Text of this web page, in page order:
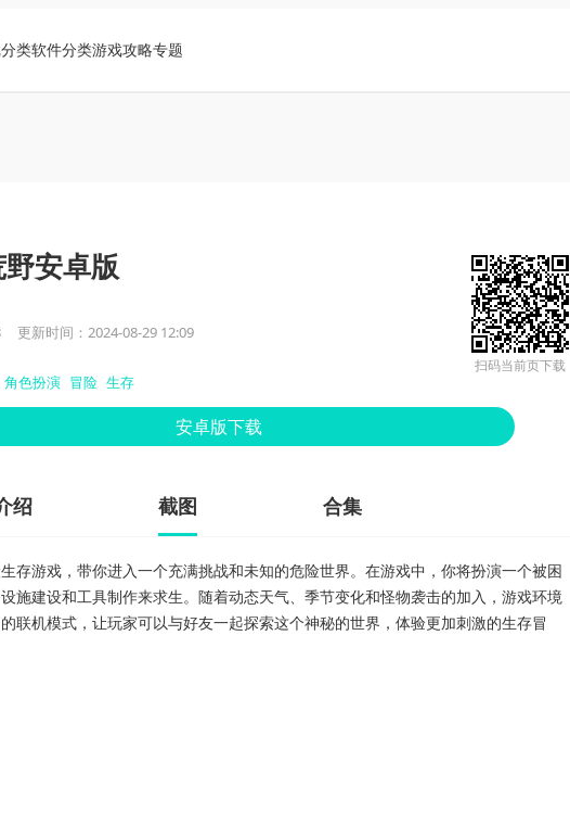
类软件分类游戏攻略专题
安卓版
更新时间：2024-08-29 12:09
角色扮演 冒险 生存
安卓版下载
扫码当前页下载
绍 截图 合集
存游戏，带你进入一个充满挑战和未知的危险世界。在游戏中，你将扮演一个被困
施建设和工具制作来求生。随着动态天气、季节变化和怪物袭击的加入，游戏环境
联机模式，让玩家可以与好友一起探索这个神秘的世界，体验更加刺激的生存冒